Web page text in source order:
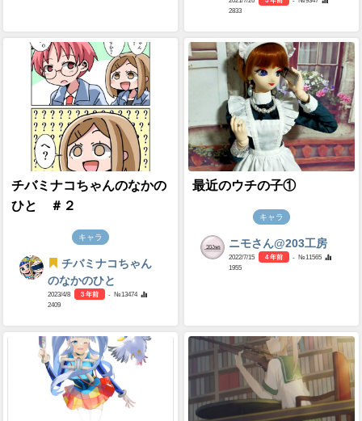
2833
チバミナコちゃんのなかの
ひと ＃２
キャラ
チバミナコちゃん
のなかのひと
2023/4/8 3 年前
- №13474
2409
最近のウチの子①
キャラ
ニモさん@203工房
2022/7/15 4 年前
- №11565
1955